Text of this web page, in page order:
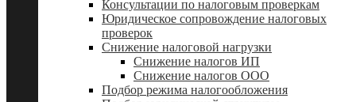
Консультации по налоговым проверкам
Юридическое сопровождение налоговых
проверок
Снижение налоговой нагрузки
Снижение налогов ИП
Снижение налогов ООО
Подбор режима налогообложения